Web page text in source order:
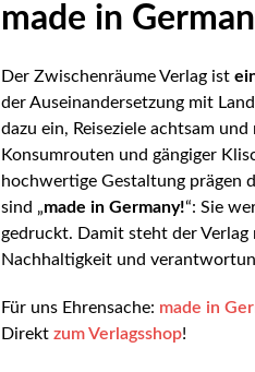
made in
Der Zwischenräume Verlag ist
der Auseinandersetzung mit
dazu ein, Reiseziele achtsam
Konsumrouten und gängiger
hochwertige Gestaltung prägen
sind „made in Germany!“: Sie
gedruckt. Damit steht der
Nachhaltigkeit und
Für uns Ehrensache: made in
Direkt zum Verlagsshop!